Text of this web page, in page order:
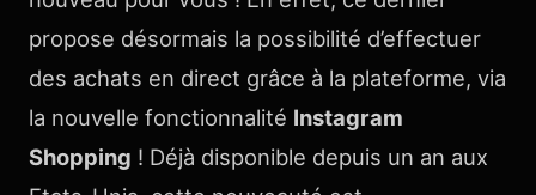
propose désormais la possibilité d’effectuer
des achats en direct grâce à la plateforme, via
la nouvelle fonctionnalité Instagram
Shopping ! Déjà disponible depuis un an aux